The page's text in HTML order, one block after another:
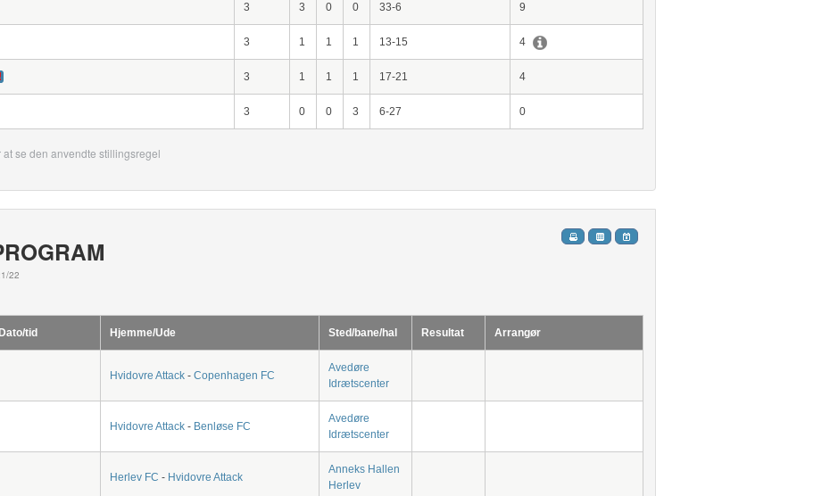
3 3 0 0 33-6 9
3 1 1 1 13-15 4
3 1 1 1 17-21 4
3 0 0 3 6-27 0
se den anvendte stillingsregel
22
tid Hjemme/Ude Sted/bane/hal Resultat Arrangør
Hvidovre Attack - Copenhagen FC
Avedøre
Idrætscenter
Hvidovre Attack - Benløse FC
Avedøre
Idrætscenter
Herlev FC - Hvidovre Attack
Anneks Hallen
Herlev